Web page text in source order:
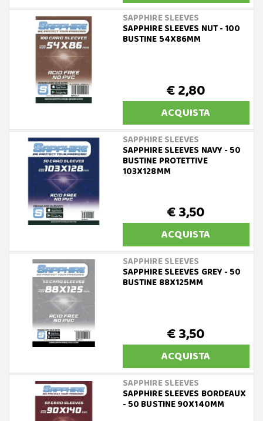
SAPPHIRE SLEEVES
SAPPHIRE SLEEVES NUT - 100
BUSTINE 54X86MM
€ 2,80
ACQUISTA
SAPPHIRE SLEEVES
SAPPHIRE SLEEVES NAVY - 50
BUSTINE PROTETTIVE
103X128MM
€ 3,50
ACQUISTA
SAPPHIRE SLEEVES
SAPPHIRE SLEEVES GREY - 50
BUSTINE 88X125MM
€ 3,50
ACQUISTA
SAPPHIRE SLEEVES
SAPPHIRE SLEEVES BORDEAUX
- 50 BUSTINE 90X140MM